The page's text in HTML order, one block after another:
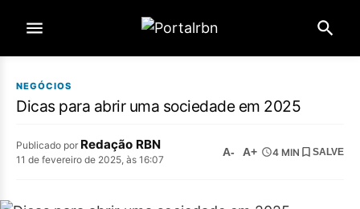
NEGÓCIOS
Dicas para abrir uma sociedade em 2025
Publicado por Redação RBN
11 de fevereiro de 2025, às 16:07
A- A+ 4 MIN SALVE